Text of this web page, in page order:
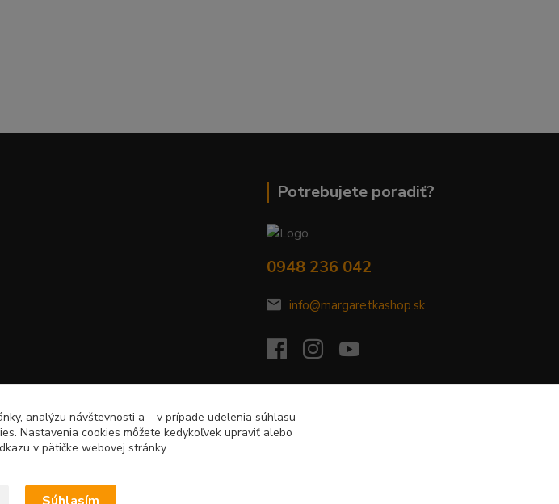
Potrebujete poradiť?
0948 236 042
info@margaretkashop.sk
analýzu návštevnosti a – v prípade udelenia súhlasu
Nastavenia cookies môžete kedykoľvek upraviť alebo
v pätičke webovej stránky.